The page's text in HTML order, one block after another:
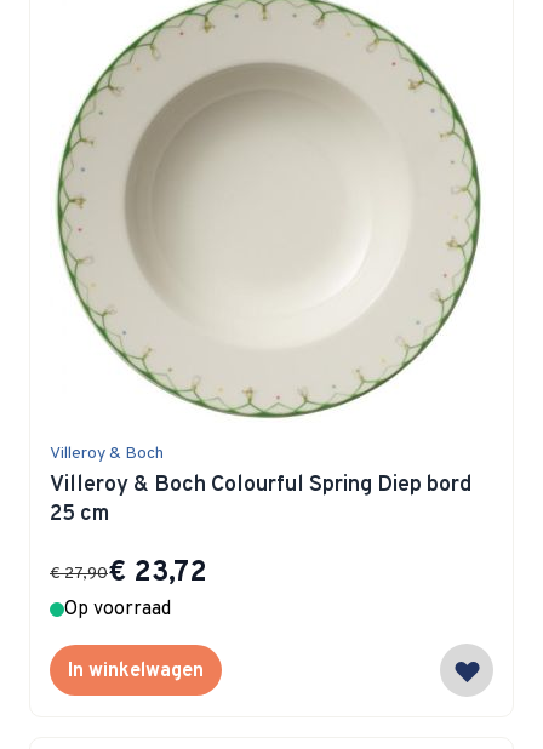
Villeroy & Boch
Villeroy & Boch Colourful Spring Diep bord
25 cm
Special Price
€ 23,72
€ 27,90
Op voorraad
In winkelwagen